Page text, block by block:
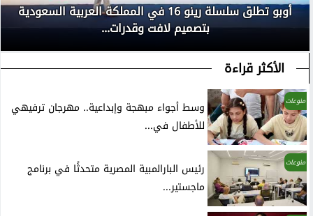
أوبو تطلق سلسلة رينو 16 في المملكة العربية السعودية
بتصميم لافت وقدرات...
الأكثر قراءة
منوعات
وسط أجواء مبهجة وإبداعية.. مهرجان ترفيهي
للأطفال في...
منوعات
رئيس البارالمبية المصرية متحدثًا في برنامج
ماجستير...